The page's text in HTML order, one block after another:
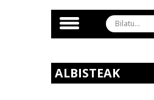
ALBISTEAK